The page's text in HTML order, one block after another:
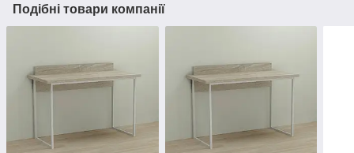
Подібні товари компанії